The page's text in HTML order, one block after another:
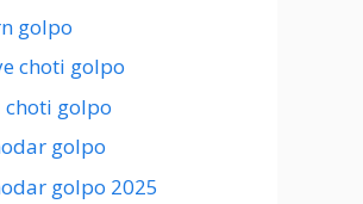
golpo
choti golpo
golpo
golpo
golpo 2025